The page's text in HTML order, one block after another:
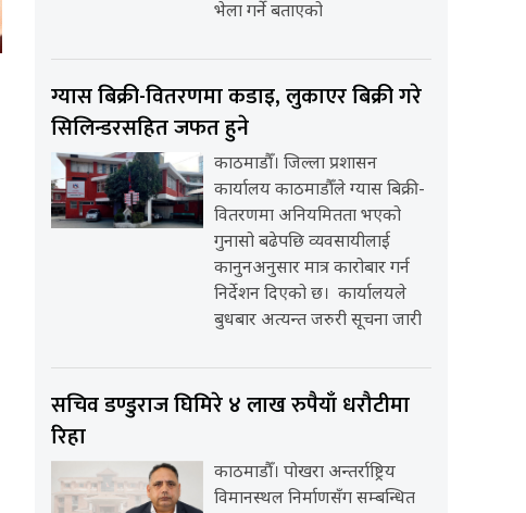
भेला गर्ने बताएको
ग्यास बिक्री-वितरणमा कडाइ, लुकाएर बिक्री गरे
सिलिन्डरसहित जफत हुने
काठमाडौँ। जिल्ला प्रशासन
कार्यालय काठमाडौँले ग्यास बिक्री-
वितरणमा अनियमितता भएको
गुनासो बढेपछि व्यवसायीलाई
कानुनअनुसार मात्र कारोबार गर्न
निर्देशन दिएको छ। कार्यालयले
बुधबार अत्यन्त जरुरी सूचना जारी
सचिव डण्डुराज घिमिरे ४ लाख रुपैयाँ धरौटीमा
रिहा
काठमाडौँ। पोखरा अन्तर्राष्ट्रिय
विमानस्थल निर्माणसँग सम्बन्धित